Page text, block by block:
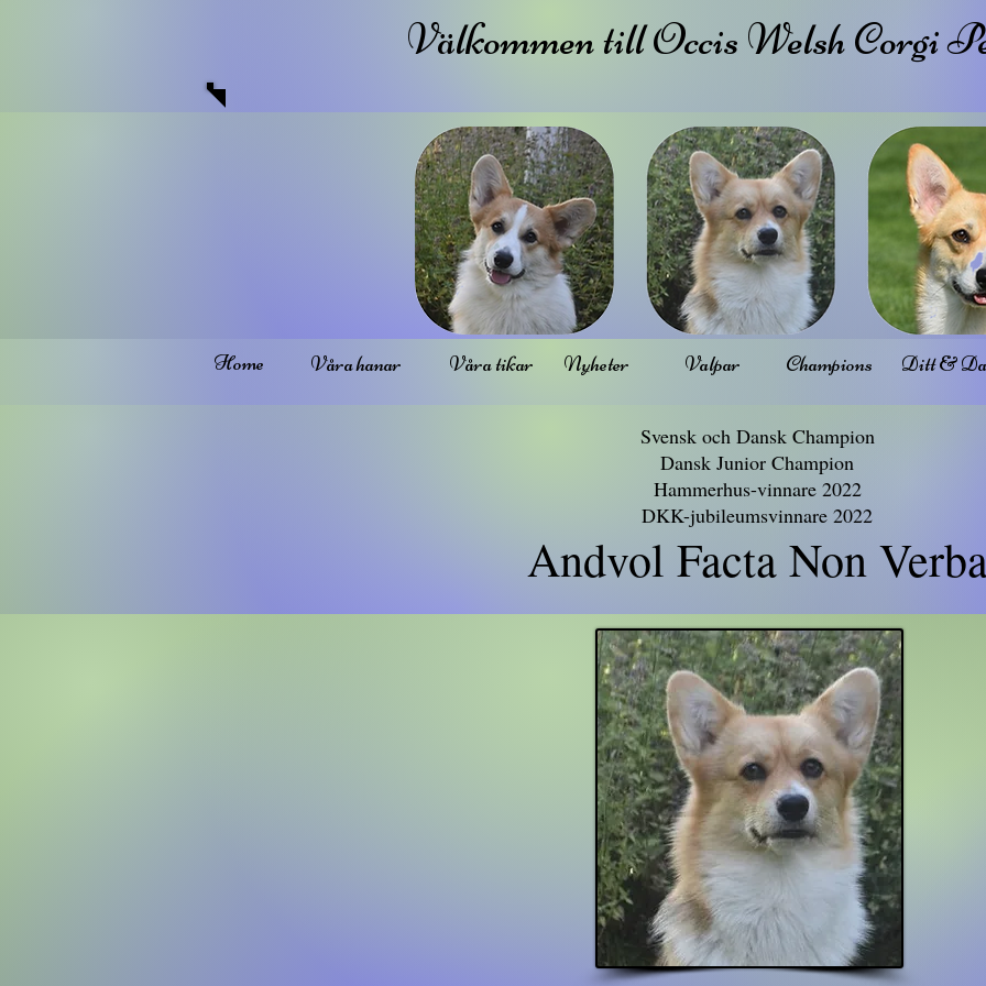
Välkommen till Occis Welsh Corgi
Home Våra hanar Våra tikar Nyheter Valpar Champions Ditt &
Svensk och Dansk Champion
Dansk Junior Champion
Hammerhus-vinnare 2022
DKK-jubileumsvinnare 2022
Andvol Facta Non